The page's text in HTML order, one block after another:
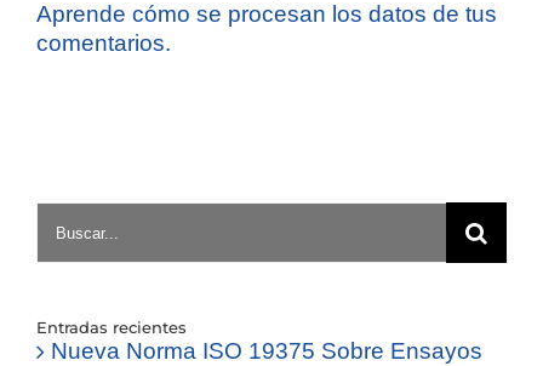
Aprende cómo se procesan los datos de tus
comentarios.
Entradas recientes
Nueva Norma ISO 19375 Sobre Ensayos